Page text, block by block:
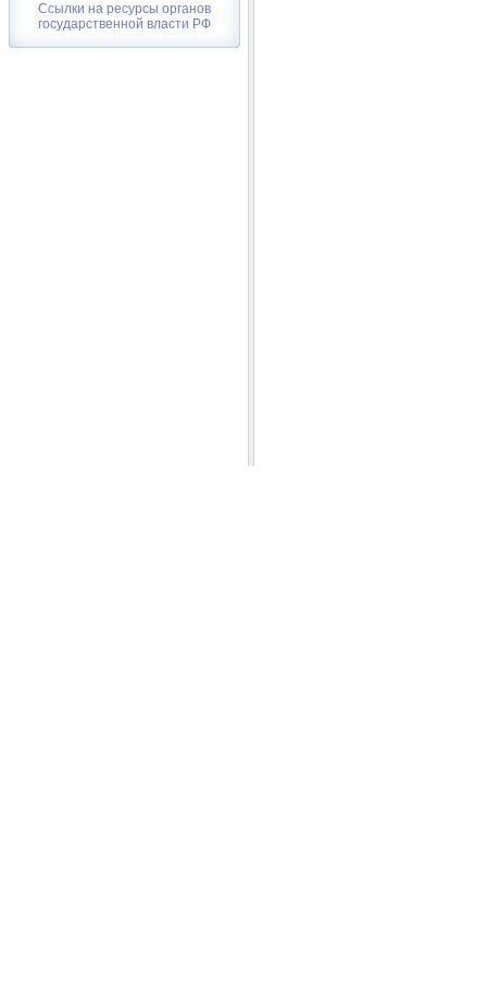
Ссылки на ресурсы органов
государственной власти РФ